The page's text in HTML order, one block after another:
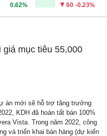
0.62%
60 -0.23%
giá mục tiêu 55,000
án mới sẽ hỗ trợ tăng trưởng
KDH đã hoàn tất bán 100%
Vista. Trong năm 2022, công
và triển khai bán hàng (dự kiến